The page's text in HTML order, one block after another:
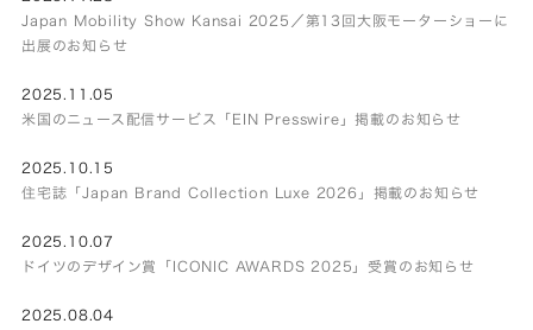
Japan Mobility Show Kansai 2025／第13回大阪モーターショーに
出展のお知らせ
2025.11.05
米国のニュース配信サービス「EIN Presswire」掲載のお知らせ
2025.10.15
住宅誌「Japan Brand Collection Luxe 2026」掲載のお知らせ
2025.10.07
ドイツのデザイン賞「ICONIC AWARDS 2025」受賞のお知らせ
2025.08.04